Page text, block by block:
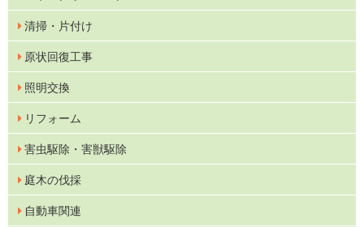
清掃・片付け
原状回復工事
照明交換
リフォーム
害虫駆除・害獣駆除
庭木の伐採
自動車関連